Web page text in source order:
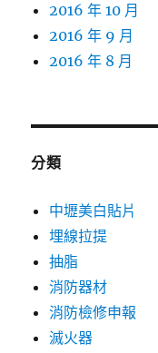
2016 年 10 月
2016 年 9 月
2016 年 8 月
分類
中壢美白貼片
埋線拉提
抽脂
消防器材
消防檢修申報
滅火器